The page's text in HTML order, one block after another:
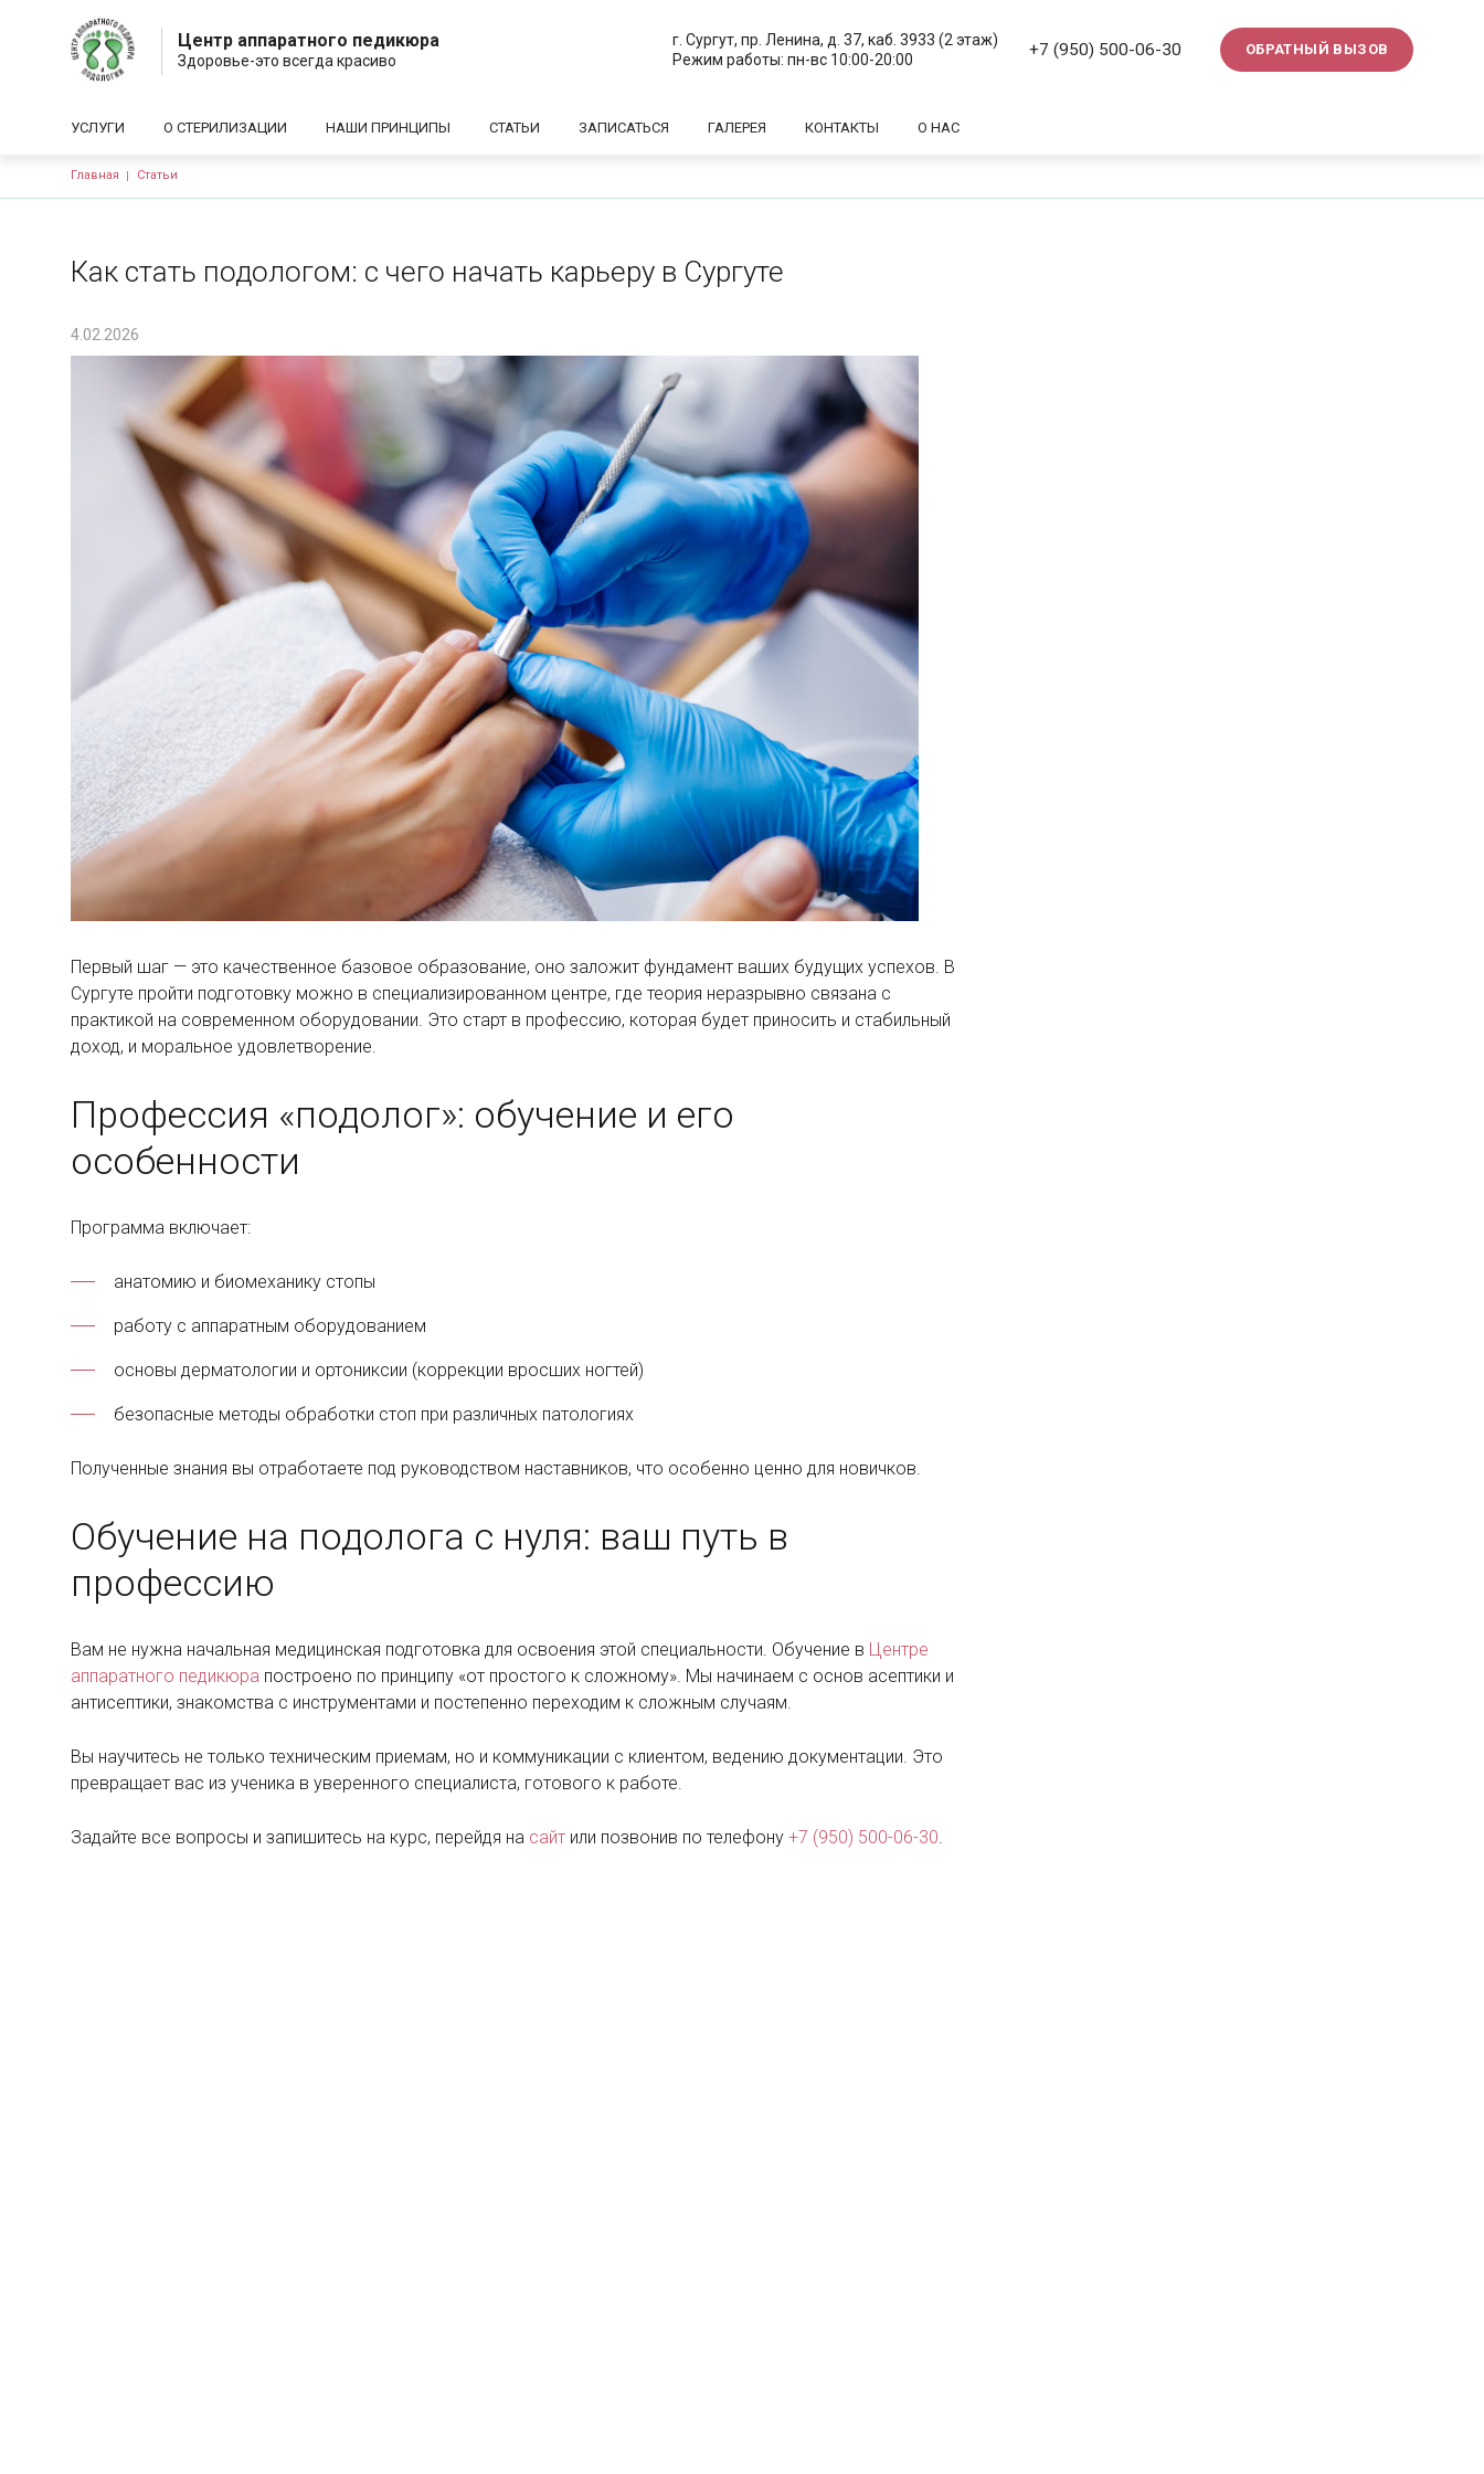
Центр аппаратного педикюра
Здоровье-это всегда красиво
г. Сургут, пр. Ленина, д. 37, ​каб. 3933 (2 этаж)
Режим работы: пн-вс 10:00-20:00
+7 (950) 500-06-30 ОБРАТНЫЙ ВЫЗОВ
Основная навигация
УСЛУГИ О СТЕРИЛИЗАЦИИ НАШИ ПРИНЦИПЫ СТАТЬИ ЗАПИСАТЬСЯ ГАЛЕРЕЯ КОНТАКТЫ О НАС
Строка навигации
Главная Статьи
Как стать подологом: с чего начать карьеру в Сургуте
4.02.2026
Первый шаг — это качественное базовое образование, оно заложит фундамент ваших будущих успехов. В
Сургуте пройти подготовку можно в специализированном центре, где теория неразрывно связана с
практикой на современном оборудовании. Это старт в профессию, которая будет приносить и стабильный
доход, и моральное удовлетворение.
Профессия «подолог»: обучение и его
особенности
Программа включает:
анатомию и биомеханику стопы
работу с аппаратным оборудованием
основы дерматологии и ортониксии (коррекции вросших ногтей)
безопасные методы обработки стоп при различных патологиях
Полученные знания вы отработаете под руководством наставников, что особенно ценно для новичков.
Обучение на подолога с нуля: ваш путь в
профессию
Вам не нужна начальная медицинская подготовка для освоения этой специальности. Обучение в Центре
аппаратного педикюра построено по принципу «от простого к сложному». Мы начинаем с основ асептики и
антисептики, знакомства с инструментами и постепенно переходим к сложным случаям.
Вы научитесь не только техническим приемам, но и коммуникации с клиентом, ведению документации. Это
превращает вас из ученика в уверенного специалиста, готового к работе.
Задайте все вопросы и запишитесь на курс, перейдя на сайт или позвонив по телефону +7 (950) 500-06-30.